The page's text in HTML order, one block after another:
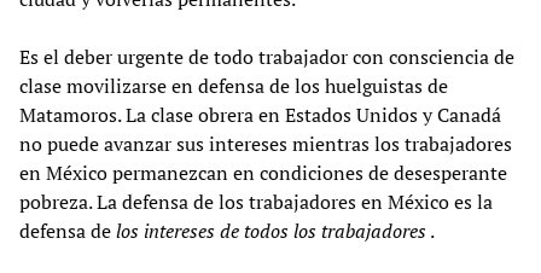
Es el deber urgente de todo trabajador con consciencia de
clase movilizarse en defensa de los huelguistas de
Matamoros. La clase obrera en Estados Unidos y Canadá
no puede avanzar sus intereses mientras los trabajadores
en México permanezcan en condiciones de desesperante
pobreza. La defensa de los trabajadores en México es la
defensa delos intereses de todos los trabajadores.